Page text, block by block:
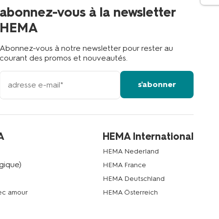
?
abonnez-vous à la newsletter
HEMA
Abonnez-vous à notre newsletter pour rester au
courant des promos et nouveautés.
votre
adresse
s'abonner
amour
HEMA International
HEMA Nederland
HEMA France
HEMA Deutschland
HEMA Österreich